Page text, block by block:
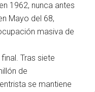
1962, nunca antes
Mayo del 68,
masiva de
Tras siete
de
se mantiene